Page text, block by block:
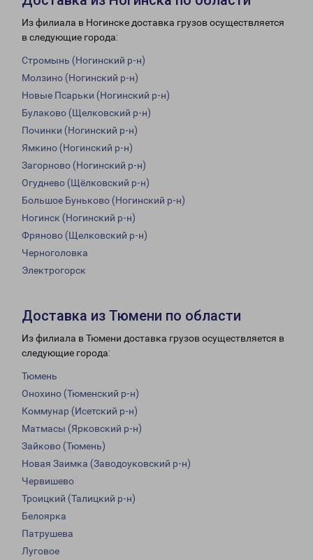
Из филиала в Ногинске доставка грузов осуществляется
в следующие города:
Стромынь (Ногинский р-н)
Молзино (Ногинский р-н)
Новые Псарьки (Ногинский р-н)
Булаково (Щелковский р-н)
Починки (Ногинский р-н)
Ямкино (Ногинский р-н)
Загорново (Ногинский р-н)
Огуднево (Щёлковский р-н)
Большое Буньково (Ногинский р-н)
Ногинск (Ногинский р-н)
Фряново (Щелковский р-н)
Черноголовка
Электрогорск
Доставка из Тюмени по области
Из филиала в Тюмени доставка грузов осуществляется в
следующие города:
Тюмень
Онохино (Тюменский р-н)
Коммунар (Исетский р-н)
Матмасы (Ярковский р-н)
Зайково (Тюмень)
Новая Заимка (Заводоуковский р-н)
Червишево
Троицкий (Талицкий р-н)
Белоярка
Патрушева
Луговое